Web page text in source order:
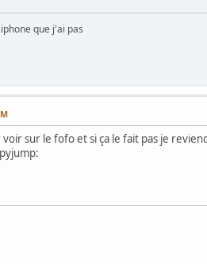
que j'ai pas
voir sur le fofo et si ça le fait pas je